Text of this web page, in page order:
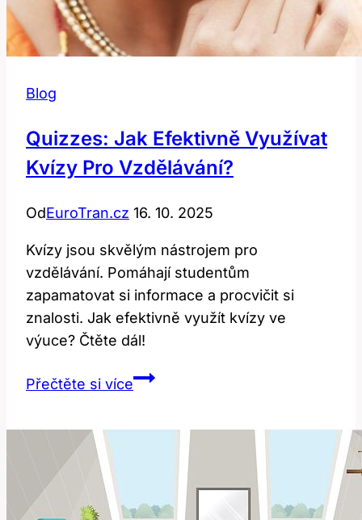
Blog
Quizzes: Jak Efektivně Využívat
Kvízy Pro Vzdělávání?
OdEuroTran.cz 16. 10. 2025
Kvízy jsou skvělým nástrojem pro
vzdělávání. Pomáhají studentům
zapamatovat si informace a procvičit si
znalosti. Jak efektivně využít kvízy ve
výuce? Čtěte dál!
Přečtěte si víceQuizzes:
Využívat
Vzdělávání?